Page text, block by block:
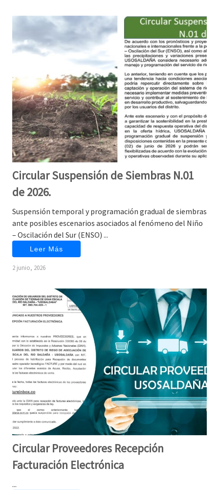
Circular Suspensión de Siembras N.01
de 2026.
Suspensión temporal y programación gradual de siembras
ante posibles escenarios asociados al fenómeno del Niño
– Oscilación del Sur (ENSO) ...
Leer Más
2 junio, 2026
Circular Proveedores Recepción
Facturación Electrónica
...